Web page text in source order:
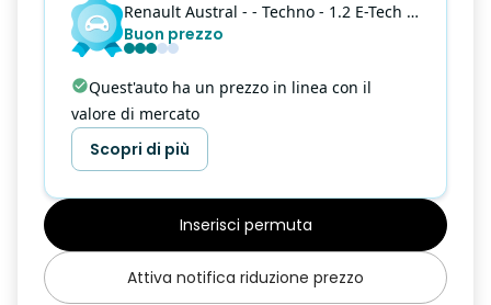
Renault Austral - - Techno - 1.2 E-Tech full hybrid Techno 200cv auto
Buon prezzo
Quest'auto ha un prezzo in linea con il
valore di mercato
Scopri di più
Inserisci permuta
Attiva notifica riduzione prezzo